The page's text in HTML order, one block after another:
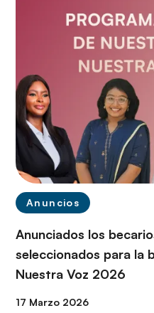
Anuncios
Anunciados los
seleccionados para la
Nuestra Voz 2026
17 Marzo 2026